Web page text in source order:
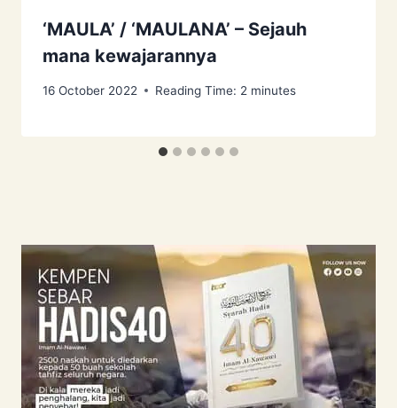
‘MAULA’ / ‘MAULANA’ – Sejauh
mana kewajarannya
16 October 2022 Reading Time: 2 minutes